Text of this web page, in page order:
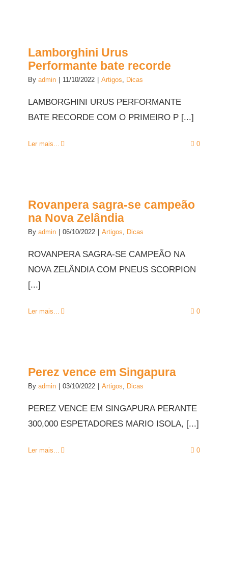
Lamborghini Urus
Performante bate recorde
By admin 11/10/2022 Artigos Dicas
LAMBORGHINI URUS PERFORMANTE
BATE RECORDE COM O PRIMEIRO P [...]
Ler mais... 0
Rovanpera sagra-se campeão
na Nova Zelândia
By admin 06/10/2022 Artigos Dicas
ROVANPERA SAGRA-SE CAMPEÃO NA
NOVA ZELÂNDIA COM PNEUS SCORPION
[...]
Ler mais... 0
Perez vence em Singapura
By admin 03/10/2022 Artigos Dicas
PEREZ VENCE EM SINGAPURA PERANTE
300,000 ESPETADORES MARIO ISOLA, [...]
Ler mais... 0